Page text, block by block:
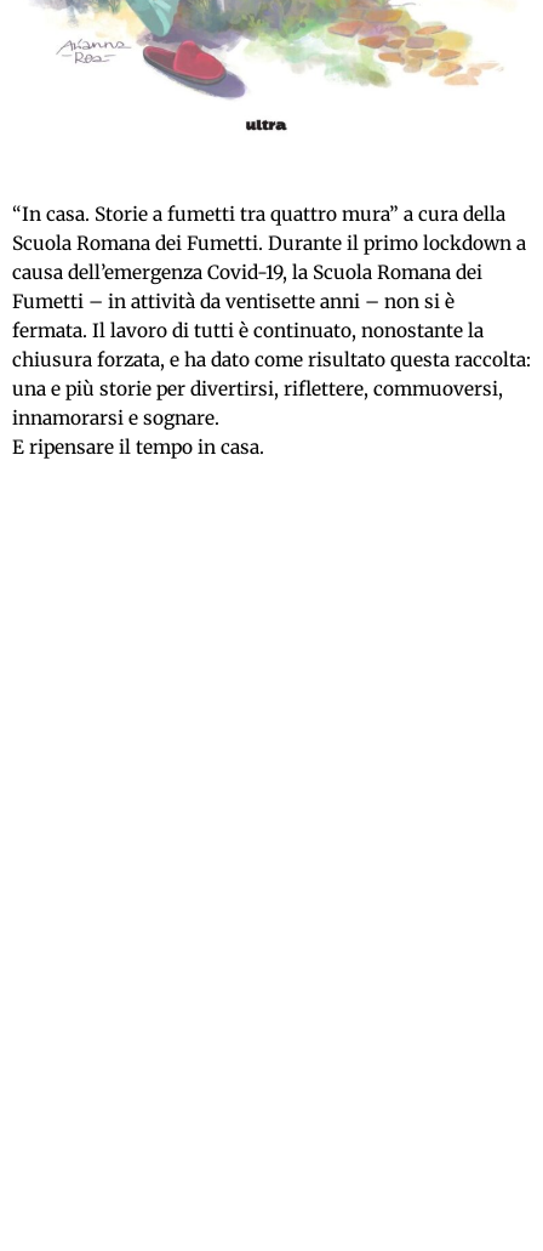
“In casa. Storie a fumetti tra quattro mura” a cura della
Scuola Romana dei Fumetti. Durante il primo lockdown a
causa dell’emergenza Covid-19, la Scuola Romana dei
Fumetti – in attività da ventisette anni – non si è
fermata. Il lavoro di tutti è continuato, nonostante la
chiusura forzata, e ha dato come risultato questa raccolta:
una e più storie per divertirsi, riflettere, commuoversi,
innamorarsi e sognare.
E ripensare il tempo in casa.